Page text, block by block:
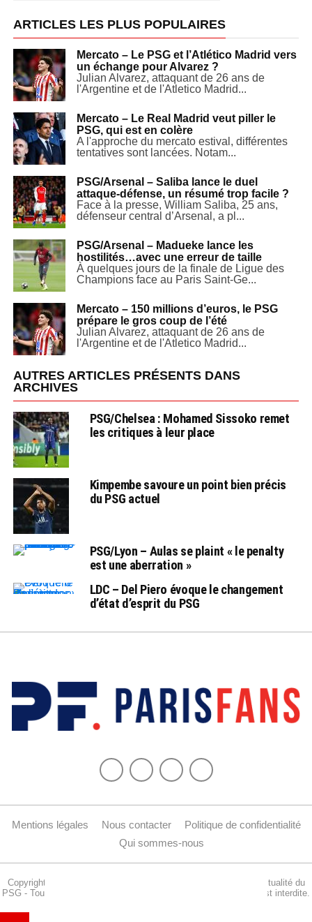
ARTICLES LES PLUS POPULAIRES
Mercato – Le PSG et l’Atlético Madrid vers
un échange pour Alvarez ?
Julian Alvarez, attaquant de 26 ans de
l'Argentine et de l'Atletico Madrid...
Mercato – Le Real Madrid veut piller le
PSG, qui est en colère
A l'approche du mercato estival, différentes
tentatives sont lancées. Notam...
PSG/Arsenal – Saliba lance le duel
attaque-défense, un résumé trop facile ?
Face à la presse, William Saliba, 25 ans,
défenseur central d’Arsenal, a pl...
PSG/Arsenal – Madueke lance les
hostilités…avec une erreur de taille
À quelques jours de la finale de Ligue des
Champions face au Paris Saint-Ge...
Mercato – 150 millions d’euros, le PSG
prépare le gros coup de l’été
Julian Alvarez, attaquant de 26 ans de
l'Argentine et de l'Atletico Madrid...
AUTRES ARTICLES PRÉSENTS DANS
ARCHIVES
PSG/Chelsea : Mohamed Sissoko remet
les critiques à leur place
Kimpembe savoure un point bien précis
du PSG actuel
PSG/Lyon – Aulas se plaint « le penalty
est une aberration »
LDC – Del Piero évoque le changement
d’état d’esprit du PSG
Mentions légales Nous contacter
Politique de confidentialité
Qui sommes-nous
Copyright © 2015-2024 Parisfans.fr, 1er site amateur dédié à l'actualité du
PSG - Tous les droits sont réservés. La reproduction de ce site est interdite.